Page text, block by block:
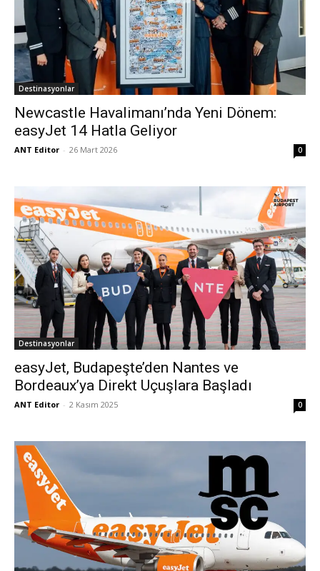
Destinasyonlar
Newcastle Havalimanı’nda Yeni Dönem:
easyJet 14 Hatla Geliyor
ANT Editor - 26 Mart 2026 0
Destinasyonlar
easyJet, Budapeşte’den Nantes ve
Bordeaux’ya Direkt Uçuşlara Başladı
ANT Editor - 2 Kasım 2025 0